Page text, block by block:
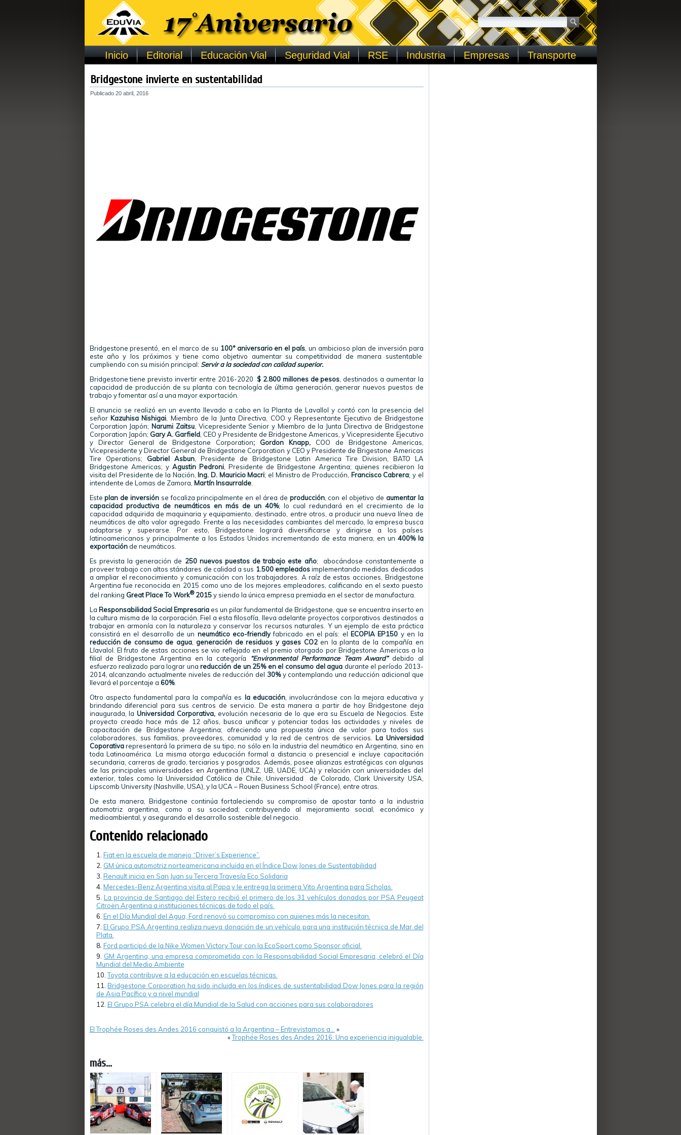
Inicio Editorial Educación Vial Seguridad Vial RSE Industria Empresas Transporte
Bridgestone invierte en sustentabilidad
Publicado 20 abril, 2016
Bridgestone presentó, en el marco de su 100° aniversario en el país , un ambicioso plan de inversión para
este año y los próximos y tiene como objetivo aumentar su competitividad de manera sustentable
cumpliendo con su misión principal: Servir a la sociedad con calidad superior.
Bridgestone tiene previsto invertir entre 2016-2020$ 2.800 millones de pesos , destinados a aumentar la
capacidad de producción de su planta con tecnología de última generación, generar nuevos puestos de
trabajo y fomentar así a una mayor exportación.
El anuncio se realizó en un evento llevado a cabo en la Planta de Lavallol y contó con la presencia del
señor Kazuhisa Nishigai , Miembro de la Junta Directiva, COO y Representante Ejecutivo de Bridgestone
Corporation Japón; Narumi Zaitsu, Vicepresidente Senior y Miembro de la Junta Directiva de Bridgestone
Corporation Japón; Gary A. Garfield, CEO y Presidente de Bridgestone Americas, y Vicepresidente Ejecutivo
y Director General de Bridgestone Corporation; Gordon Knapp,COO de Bridgestone Americas,
Vicepresidente y Director General de Bridgestone Corporation y CEO y Presidente de Brigestone Americas
Tire Operations; Gabriel Asbun, Presidente de Bridgestone Latin America Tire Division, BATO LA
Bridgestone Americas; y Agustin Pedroni, Presidente de Bridgestone Argentina; quienes recibieron la
visita del Presidente de la Nación, Ing. D. Mauricio Macri; el Ministro de Producción, Francisco Cabrera; y el
intendente de Lomas de Zamora, Martín Insaurralde.
Esteplan de inversiónse focaliza principalmente en el área de producción, con el objetivo de aumentar la
capacidad productiva de neumáticos en más de un 40%; lo cual redundará en el crecimiento de la
capacidad adquirida de maquinaria y equipamiento, destinado, entre otros, a producir una nueva línea de
neumáticos de alto valor agregado. Frente a las necesidades cambiantes del mercado, la empresa busca
adaptarse y superarse. Por esto, Bridgestone logrará diversificarse y dirigirse a los países
latinoamericanos y principalmente a los Estados Unidos incrementando de esta manera, en un 400% la
exportaciónde neumáticos.
Es prevista la generación de 250 nuevos puestos de trabajo este año; abocándose constantemente a
proveer trabajo con altos stándares de calidad a sus 1.500 empleadosimplementando medidas dedicadas
a ampliar el reconocimiento y comunicación con los trabajadores. A raíz de estas acciones, Bridgestone
Argentina fue reconocida en 2015 como uno de los mejores empleadores, calificando en el sexto puesto
del ranking Great Place To Work® 2015y siendo la única empresa premiada en el sector de manufactura.
La Responsabilidad Social Empresariaes un pilar fundamental de Bridgestone, que se encuentra inserto en
la cultura misma de la corporación. Fiel a esta filosofía, lleva adelante proyectos corporativos destinados a
trabajar en armonía con la naturaleza y conservar los recursos naturales. Y un ejemplo de esta práctica
consistirá en el desarrollo de un neumático eco-friendlyfabricado en el país: el ECOPIA EP150 y en la
reducción de consumo de agua,generación de residuos y gases CO2en la planta de la compañía en
Llavalol. El fruto de estas acciones se vio reflejado en el premio otorgado por Bridgestone Americas a la
filial de Bridgestone Argentina en la categoría
“Environmental Performance Team Award”debido al
esfuerzo realizado para lograr unareducción de un 25% en el consumo del agua durante el período 2013-
2014, alcanzando actualmente niveles de reducción del 30%y contemplando una reducción adicional que
llevará el porcentaje a 60%.
Otro aspecto fundamental para la compañía es la educación, involucrándose con la mejora educativa y
brindando diferencial para sus centros de servicio. De esta manera a partir de hoy Bridgestone deja
inaugurada, laUniversidad Corporativa,evolución necesaria de lo que era su Escuela de Negocios. Este
proyecto creado hace más de 12 años, busca unificar y potenciar todas las actividades y niveles de
capacitación de Bridgestone Argentina; ofreciendo una propuesta única de valor para todos sus
colaboradores, sus familias, proveedores, comunidad y la red de centros de servicios. La Universidad
Coporativarepresentará la primera de su tipo, no sólo en la industria del neumático en Argentina, sino en
toda Latinoamérica. La misma otorga educación formal a distancia o presencial e incluye capacitación
secundaria, carreras de grado, terciarios y posgrados. Además, posee alianzas estratégicas con algunas
de las principales universidades en Argentina (UNLZ, UB, UADE, UCA) y relación con universidades del
exterior, tales como la Universidad Católica de Chile, Universidad de Colorado, Clark University USA,
Lipscomb University (Nashville, USA), y la UCA – Rouen Business School (France), entre otras.
De esta manera, Bridgestone continúa fortaleciendo su compromiso de apostar tanto a la industria
automotriz argentina, como a su sociedad; contribuyendo al mejoramiento social, económico y
medioambiental, y asegurando el desarrollo sostenible del negocio.
Contenido relacionado
Fiat en la escuela de manejo “Driver’s Experience”.
GM única automotriz norteamericana incluida en el Índice Dow Jones de Sustentabilidad
Renault inicia en San Juan su Tercera Travesía Eco Solidaria
Mercedes-Benz Argentina visita al Papa y le entrega la primera Vito Argentina para Scholas.
La provincia de Santiago del Estero recibió el primero de los 31 vehículos donados por PSA Peugeot
Citroën Argentina a instituciones técnicas de todo el país.
En el Día Mundial del Agua, Ford renovó su compromiso con quienes más la necesitan.
El Grupo PSA Argentina realiza nueva donación de un vehículo para una institución técnica de Mar del
Plata.
Ford participó de la Nike Women Victory Tour con la EcoSport como Sponsor oficial.
GM Argentina, una empresa comprometida con la Responsabilidad Social Empresaria, celebró el Día
Mundial del Medio Ambiente
Toyota contribuye a la educación en escuelas técnicas.
Bridgestone Corporation ha sido incluida en los índices de sustentabilidad Dow Jones para la región
de Asia Pacífico y a nivel mundial
El Grupo PSA celebra el día Mundial de la Salud con acciones para sus colaboradores
El Trophée Roses des Andes 2016 conquistó a la Argentina – Entrevistamos a… »
«Trophée Roses des Andes 2016: Una experiencia inigualable.
más...